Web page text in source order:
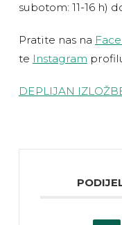
subotom: 11-16 h)
Pratite nas na
te Instagram
DEPLIJAN